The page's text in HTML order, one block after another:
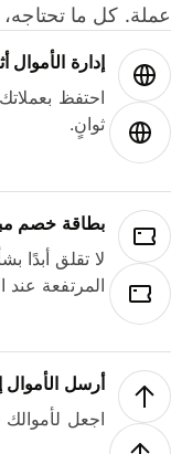
كل ما تحتاجه،
إدارة الأموال
احتفظ
ثوانٍ.
بطاقة خصم
لا تقلق أبدًا
المرتفعة عند
أرسل الأموال
اجعل لأموالك